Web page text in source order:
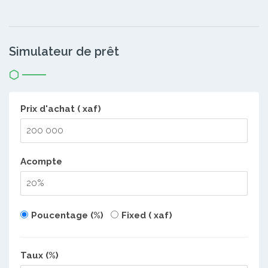
Simulateur de prêt
Prix d'achat ( xaf)
Acompte
Poucentage (%) Fixed ( xaf)
Taux (%)